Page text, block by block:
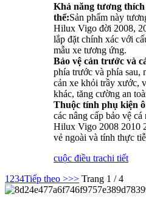
Khả năng tương thích
thể:Sản phẩm này
Hilux Vigo đời 2008,
lắp đặt chính xác với
mẫu xe tương ứng.
Bảo vệ cản trước và
phía trước và phía sau,
cản xe khỏi trầy xước,
khác, tăng cường an
Thuộc tính phụ kiện
các nâng cấp bảo vệ
Hilux Vigo 2008 2010
vẻ ngoài và tính thực
cuộc điều trachi tiết
1 234Tiếp theo >>> Trang 1 / 4